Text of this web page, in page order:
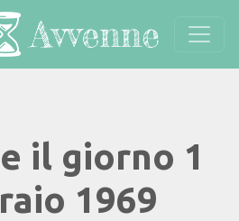
il giorno 1
1969